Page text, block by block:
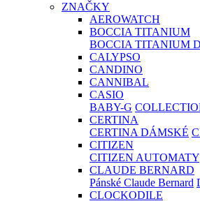
ZNAČKY
AEROWATCH
BOCCIA TITANIUM
BOCCIA TITANIUM
CALYPSO
CANDINO
CANNIBAL
CASIO
BABY-G
CERTINA
CERTINA DÁMSKÉ
CITIZEN
CITIZEN AUTOMATY
CLAUDE BERNARD
Pánské Claude Bernard
CLOCKODILE